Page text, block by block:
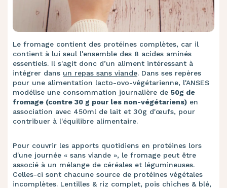
Le fromage contient des protéines complètes, car il
contient à lui seul l'ensemble des 8 acides aminés
essentiels. Il s'agit donc d’un aliment intéressant à
intégrer dans un repas sans viande. Dans ses repères
pour une alimentation lacto-ovo-végétarienne, l'ANSES
modélise une consommation journalière de 50g de
fromage (contre 30 g pour les non-végétariens) en
association avec 450ml de lait et 30g d'œufs, pour
contribuer à l'équilibre alimentaire.
Pour couvrir les apports quotidiens en protéines lors
d'une journée « sans viande », le fromage peut être
associé à un mélange de céréales et légumineuses.
Celles-ci sont chacune source de protéines végétales
incomplètes. Lentilles & riz complet, pois chiches & blé,